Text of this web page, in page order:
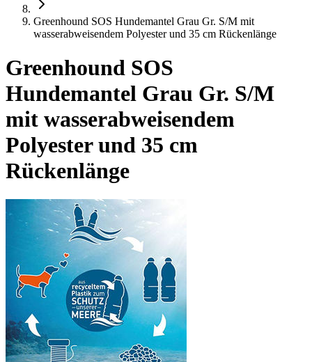
Greenhound SOS Hundemantel Grau Gr. S/M mit
wasserabweisendem Polyester und 35 cm Rückenlänge
Greenhound SOS
Hundemantel Grau Gr. S/M
mit wasserabweisendem
Polyester und 35 cm
Rückenlänge